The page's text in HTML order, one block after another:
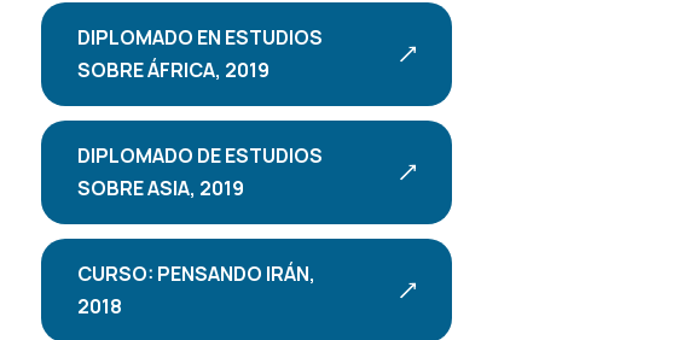
DIPLOMADO EN ESTUDIOS
SOBRE ÁFRICA, 2019
DIPLOMADO DE ESTUDIOS
SOBRE ASIA, 2019
CURSO: PENSANDO IRÁN,
2018